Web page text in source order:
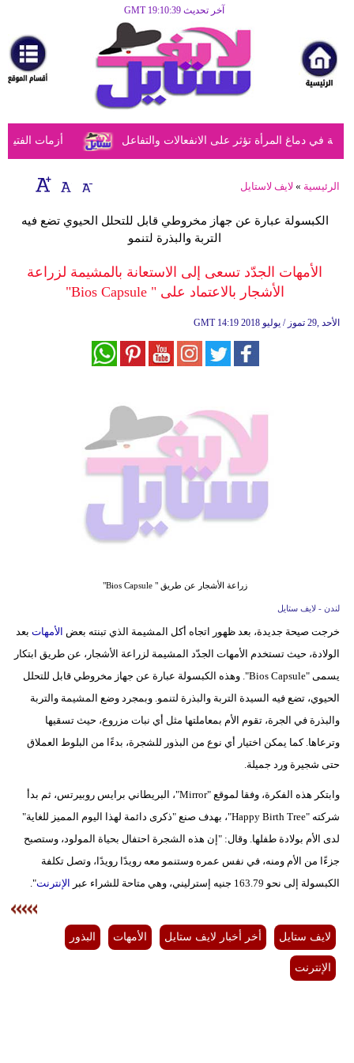
آخر تحديث GMT 19:10:39
مرأة
أزياء
أزياء
إسلامية
ديكور
سياحة
أزمات دماغ المرأة تؤثر على الانفعالات والتفاعل
الرئيسية » لايف لاستايل
الكبسولة عبارة عن جهاز مخروطي قابل للتحلل الحيوي تضع فيه
التربة والبذرة لتنمو
الأمهات الجدّد تسعى إلى الاستعانة بالمشيمة لزراعة
الأشجار بالاعتماد على " Bios Capsule"
GMT 14:19 2018 الأحد ,29 تموز / يوليو
زراعة الأشجار عن طريق " Bios Capsule"
لندن - لايف ستايل
خرجت صيحة جديدة، بعد ظهور اتجاه أكل المشيمة الذي تبنته بعض الأمهات بعد
الولادة، حيث تستخدم الأمهات الجدّد المشيمة لزراعة الأشجار، عن طريق ابتكار
يسمى "Bios Capsule". وهذه الكبسولة عبارة عن جهاز مخروطي قابل للتحلل
الحيوي، تضع فيه السيدة التربة والبذرة لتنمو. وبمجرد وضع المشيمة والتربة
والبذرة في الجرة، تقوم الأم بمعاملتها مثل أي نبات مزروع، حيث تسقيها
وترعاها. كما يمكن اختيار أي نوع من البذور للشجرة، بدءًا من البلوط العملاق
حتى شجيرة ورد جميلة.
وابتكر هذه الفكرة، وفقا لموقع "Mirror"، البريطاني برايس روبيرتس، ثم بدأ
شركته "Happy Birth Tree"، بهدف صنع "ذكرى دائمة لهذا اليوم المميز للغاية"
لدى الأم بولادة طفلها. وقال: "إن هذه الشجرة احتفال بحياة المولود، وستصبح
جزءًا من الأم ومنه، في نفس عمره وستنمو معه رويدًا رويدًا، وتصل تكلفة
الكبسولة إلى نحو 163.79 جنيه إسترليني، وهي متاحة للشراء عبر
الإنترنت".
لايف ستايل أخر أخبار لايف ستايل الأمهات البذور
الإنترنت